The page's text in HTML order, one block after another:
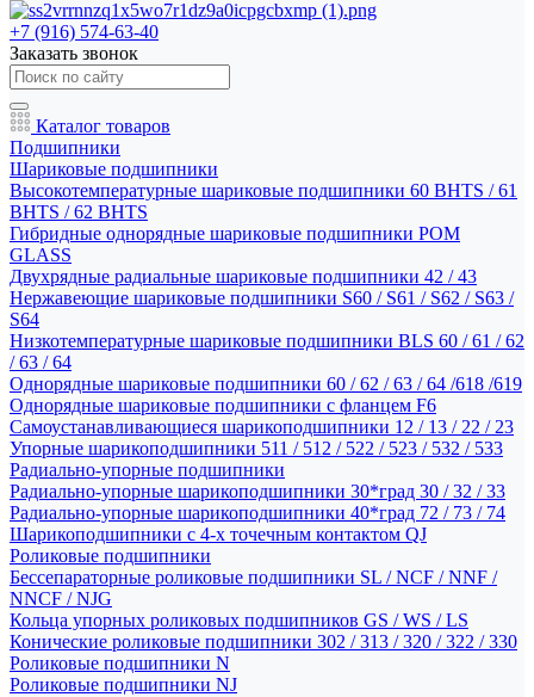
+7 (916) 574-63-40
Заказать звонок
Каталог товаров
Подшипники
Шариковые подшипники
Высокотемпературные шариковые подшипники 60 BHTS / 61
BHTS / 62 BHTS
Гибридные однорядные шариковые подшипники POM
GLASS
Двухрядные радиальные шариковые подшипники 42 / 43
Нержавеющие шариковые подшипники S60 / S61 / S62 / S63 /
S64
Низкотемпературные шариковые подшипники BLS 60 / 61 / 62
/ 63 / 64
Однорядные шариковые подшипники 60 / 62 / 63 / 64 /618 /619
Однорядные шариковые подшипники с фланцем F6
Самоустанавливающиеся шарикоподшипники 12 / 13 / 22 / 23
Упорные шарикоподшипники 511 / 512 / 522 / 523 / 532 / 533
Радиально-упорные подшипники
Радиально-упорные шарикоподшипники 30*град 30 / 32 / 33
Радиально-упорные шарикоподшипники 40*град 72 / 73 / 74
Шарикоподшипники с 4-х точечным контактом QJ
Роликовые подшипники
Бессепараторные роликовые подшипники SL / NCF / NNF /
NNCF / NJG
Кольца упорных роликовых подшипников GS / WS / LS
Конические роликовые подшипники 302 / 313 / 320 / 322 / 330
Роликовые подшипники N
Роликовые подшипники NJ